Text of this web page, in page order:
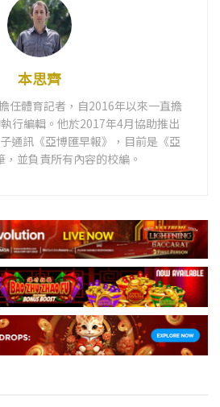
本思齊
任體育記者，自2016年以來一直擔
行編輯。他於2017年4月協助推出
通訊《亞博匯早報》，目前是《亞
，並負責所有內容的校編。